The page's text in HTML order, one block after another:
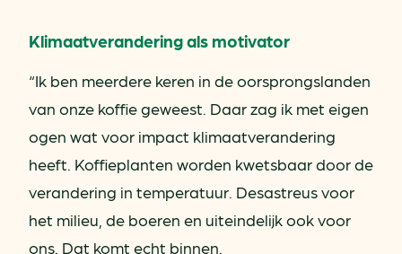
Klimaatverandering als motivator
“Ik ben meerdere keren in de oorsprongslanden
van onze koffie geweest. Daar zag ik met eigen
ogen wat voor impact klimaatverandering
heeft. Koffieplanten worden kwetsbaar door de
verandering in temperatuur. Desastreus voor
het milieu, de boeren en uiteindelijk ook voor
ons. Dat komt echt binnen.